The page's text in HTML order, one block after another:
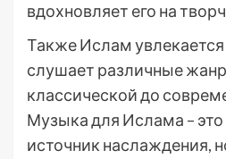
вдохновляет его на
Также Ислам
слушает различные
классической до
Музыка для Ислама – это
источник наслаждения,